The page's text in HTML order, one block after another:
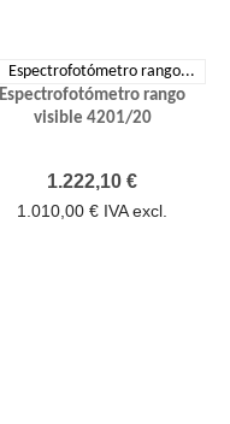
Espectrofotómetro rango
visible 4201/20
Precio
1.222,10 €
1.010,00 € IVA excl.